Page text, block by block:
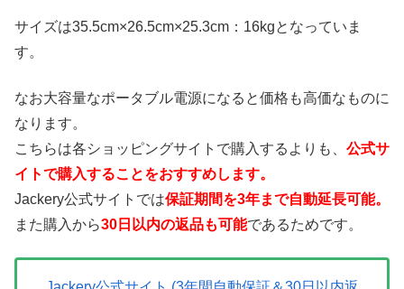
サイズは35.5cm×26.5cm×25.3cm：16kgとなっていま
す。
なお大容量なポータブル電源になると価格も高価なものに
なります。
こちらは各ショッピングサイトで購入するよりも、 公式サ
イトで購入することをおすすめします。
Jackery公式サイトでは保証期間を3年まで自動延長可能。
また購入から30日以内の返品も可能であるためです。